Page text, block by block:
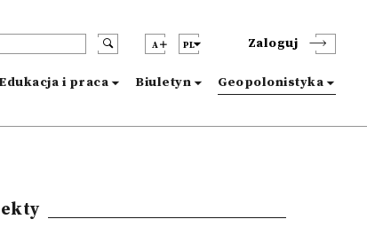
A PL Zaloguj
Edukacja i praca Biuletyn Geopolonistyka